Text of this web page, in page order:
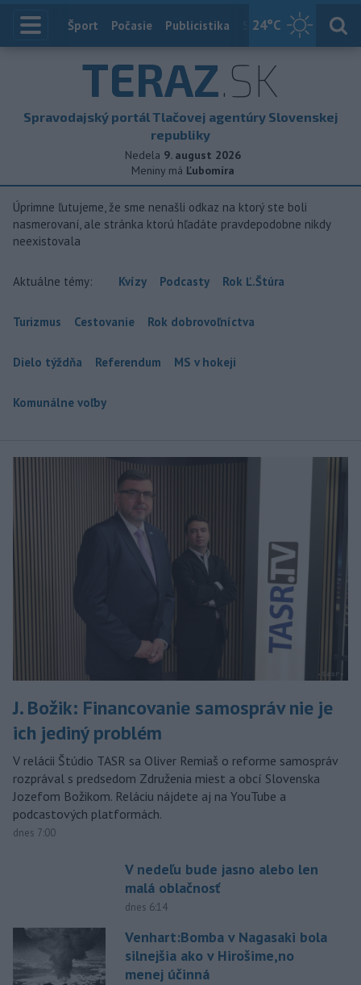
24°C
Index
Šport Počasie Publicistika Slovensko
TERAZ.SK
Spravodajský portál Tlačovej agentúry Slovenskej
republiky
Nedela 9. august 2026
Meniny má Ľubomíra
Úprimne ľutujeme, že sme nenašli odkaz na ktorý ste boli
nasmerovaní, ale stránka ktorú hľadáte pravdepodobne nikdy
neexistovala
Aktuálne témy: Kvízy Podcasty Rok Ľ.Štúra
Turizmus Cestovanie Rok dobrovoľníctva
Dielo týždňa Referendum MS v hokeji
Komunálne voľby
J. Božik: Financovanie samospráv nie je
ich jediný problém
V relácii Štúdio TASR sa Oliver Remiaš o reforme samospráv
rozprával s predsedom Združenia miest a obcí Slovenska
Jozefom Božikom. Reláciu nájdete aj na YouTube a
podcastových platformách.
dnes 7:00
V nedeľu bude jasno alebo len
malá oblačnosť
dnes 6:14
Venhart:Bomba v Nagasaki bola
silnejšia ako v Hirošime,no
menej účinná